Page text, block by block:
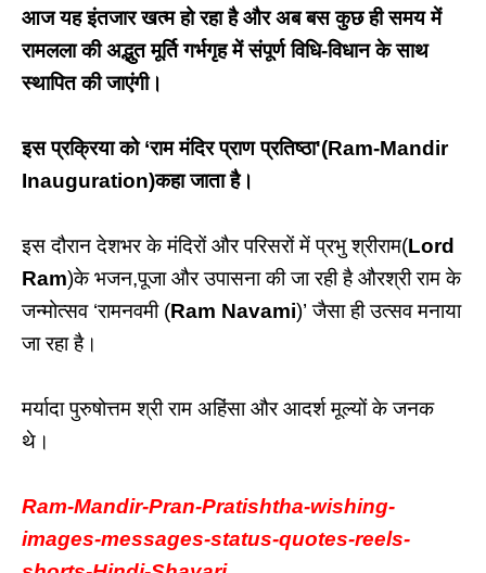
आज यह इंतजार खत्म हो रहा है और अब बस कुछ ही समय में
रामलला की अद्भुत मूर्ति गर्भगृह में संपूर्ण विधि-विधान के साथ
स्थापित की जाएंगी।
इस प्रक्रिया को ‘राम मंदिर प्राण प्रतिष्ठा'(Ram-Mandir
Inauguration)कहा जाता है।
इस दौरान देशभर के मंदिरों और परिसरों में प्रभु श्रीराम(Lord
Ram)के भजन,पूजा और उपासना की जा रही है औरश्री राम के
जन्मोत्सव ‘रामनवमी (Ram Navami)’ जैसा ही उत्सव मनाया
जा रहा है।
मर्यादा पुरुषोत्तम श्री राम अहिंसा और आदर्श मूल्यों के जनक
थे।
Ram-Mandir-Pran-Pratishtha-wishing-
images-messages-status-quotes-reels-